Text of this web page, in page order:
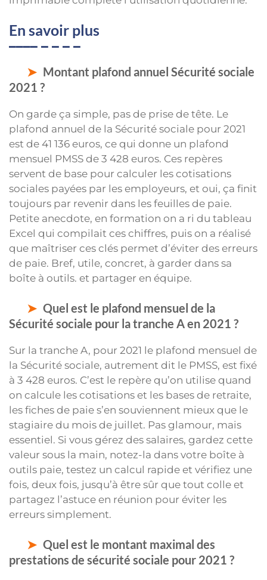
En savoir plus
Montant plafond annuel Sécurité sociale
2021 ?
On garde ça simple, pas de prise de tête. Le
plafond annuel de la Sécurité sociale pour 2021
est de 41 136 euros, ce qui donne un plafond
mensuel PMSS de 3 428 euros. Ces repères
servent de base pour calculer les cotisations
sociales payées par les employeurs, et oui, ça finit
toujours par revenir dans les feuilles de paie.
Petite anecdote, en formation on a ri du tableau
Excel qui compilait ces chiffres, puis on a réalisé
que maîtriser ces clés permet d’éviter des erreurs
de paie. Bref, utile, concret, à garder dans sa
boîte à outils. et partager en équipe.
Quel est le plafond mensuel de la
Sécurité sociale pour la tranche A en 2021 ?
Sur la tranche A, pour 2021 le plafond mensuel de
la Sécurité sociale, autrement dit le PMSS, est fixé
à 3 428 euros. C’est le repère qu’on utilise quand
on calcule les cotisations et les bases de retraite,
les fiches de paie s’en souviennent mieux que le
stagiaire du mois de juillet. Pas glamour, mais
essentiel. Si vous gérez des salaires, gardez cette
valeur sous la main, notez-la dans votre boîte à
outils paie, testez un calcul rapide et vérifiez une
fois, deux fois, jusqu’à être sûr que tout colle et
partagez l’astuce en réunion pour éviter les
erreurs simplement.
Quel est le montant maximal des
prestations de sécurité sociale pour 2021 ?